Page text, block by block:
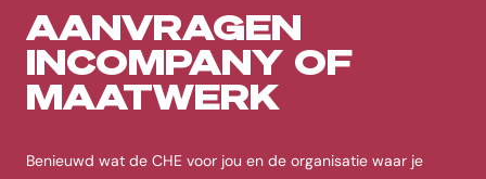
AANVRAGEN
INCOMPANY OF
MAATWERK
Benieuwd wat de CHE voor jou en de organisatie waar je